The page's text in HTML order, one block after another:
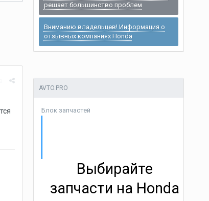
решает большинство проблем
Вниманию владельцев! Информация о
отзывных компаниях Honda
AVTO.PRO
Блок запчастей
Выбирайте
запчасти на Honda